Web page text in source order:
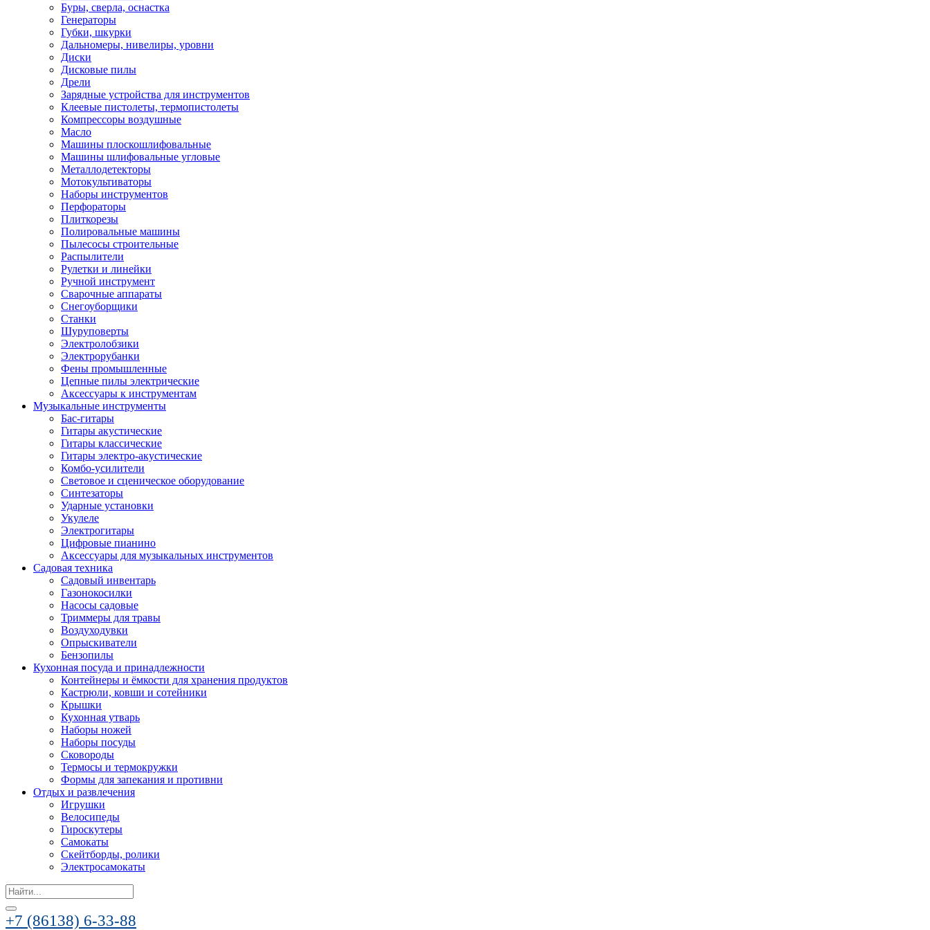
Буры, сверла, оснастка
Генераторы
Губки, шкурки
Дальномеры, нивелиры, уровни
Диски
Дисковые пилы
Дрели
Зарядные устройства для инструментов
Клеевые пистолеты, термопистолеты
Компрессоры воздушные
Масло
Машины плоскошлифовальные
Машины шлифовальные угловые
Металлодетекторы
Мотокультиваторы
Наборы инструментов
Перфораторы
Плиткорезы
Полировальные машины
Пылесосы строительные
Распылители
Рулетки и линейки
Ручной инструмент
Сварочные аппараты
Снегоуборщики
Станки
Шуруповерты
Электролобзики
Электрорубанки
Фены промышленные
Цепные пилы электрические
Аксессуары к инструментам
Музыкальные инструменты
Бас-гитары
Гитары акустические
Гитары классические
Гитары электро-акустические
Комбо-усилители
Световое и сценическое оборудование
Синтезаторы
Ударные установки
Укулеле
Электрогитары
Цифровые пианино
Аксессуары для музыкальных инструментов
Садовая техника
Садовый инвентарь
Газонокосилки
Насосы садовые
Триммеры для травы
Воздуходувки
Опрыскиватели
Бензопилы
Кухонная посуда и принадлежности
Контейнеры и ёмкости для хранения продуктов
Кастрюли, ковши и сотейники
Крышки
Кухонная утварь
Наборы ножей
Наборы посуды
Сковороды
Термосы и термокружки
Формы для запекания и противни
Отдых и развлечения
Игрушки
Велосипеды
Гироскутеры
Самокаты
Скейтборды, ролики
Электросамокаты
Search
for:
+7 (86138) 6-33-88